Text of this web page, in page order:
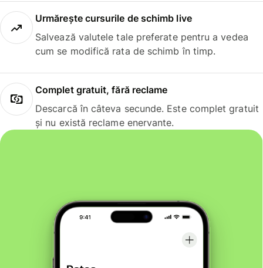
Urmărește cursurile de schimb live
Salvează valutele tale preferate pentru a vedea
cum se modifică rata de schimb în timp.
Complet gratuit, fără reclame
Descarcă în câteva secunde. Este complet gratuit
și nu există reclame enervante.